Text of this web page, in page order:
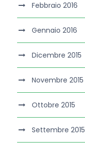
Febbraio 2016
Gennaio 2016
Dicembre 2015
Novembre 2015
Ottobre 2015
Settembre 2015